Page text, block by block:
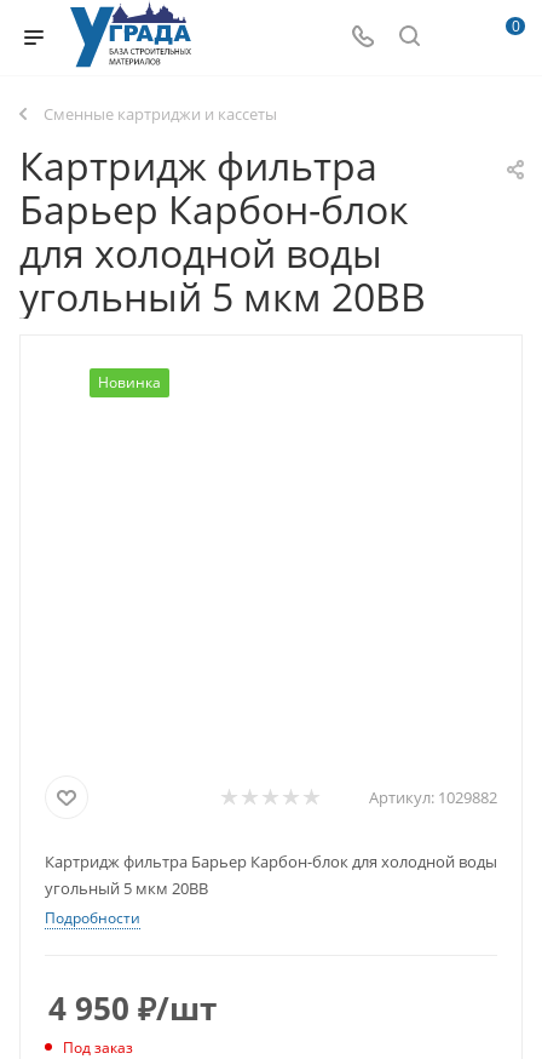
0
Сменные картриджи и кассеты
Картридж фильтра
Барьер Карбон-блок
для холодной воды
угольный 5 мкм 20BB
Новинка
Артикул: 1029882
Картридж фильтра Барьер Карбон-блок для холодной воды
угольный 5 мкм 20BB
Подробности
4 950 ₽/шт
Под заказ